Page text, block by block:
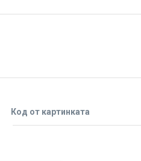
Код от картинката